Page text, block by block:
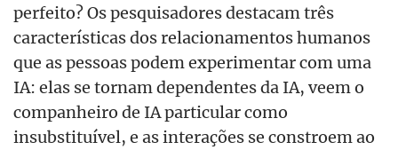
perfeito? Os pesquisadores destacam três
características dos relacionamentos humanos
que as pessoas podem experimentar com uma
IA: elas se tornam dependentes da IA, veem o
companheiro de IA particular como
insubstituível, e as interações se constroem ao